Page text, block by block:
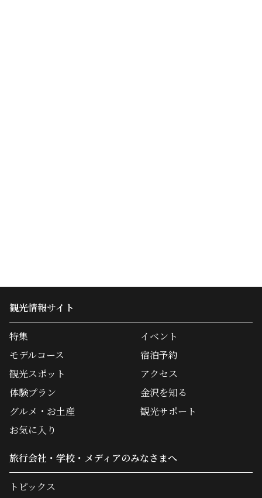
観光情報サイト
特集
モデルコース
観光スポット
体験プラン
グルメ・お土産
イベント
宿泊予約
アクセス
金沢を知る
観光サポート
お気に入り
旅行会社・学校・メディアのみなさまへ
トピックス